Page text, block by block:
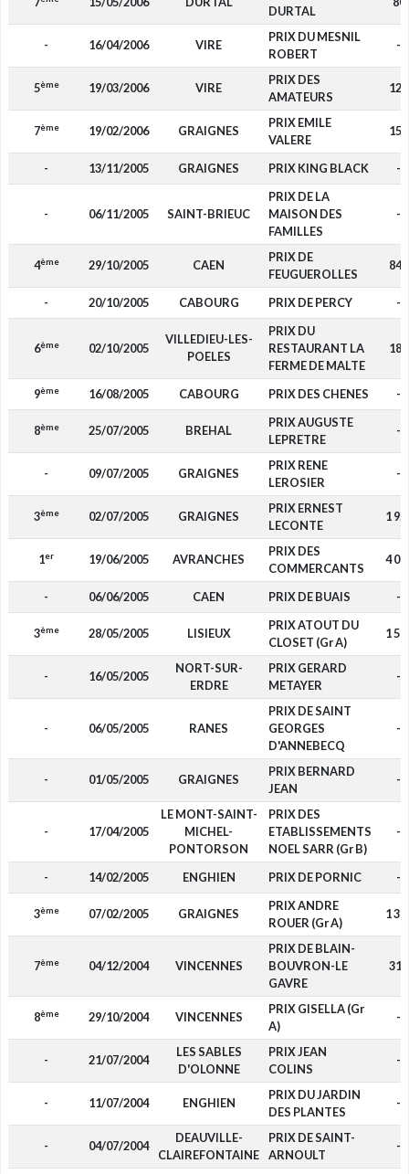
DURTAL
- 16/04/2006 VIRE
PRIX DU MESNIL
ROBERT
-
5ème 19/03/2006 VIRE
PRIX DES
AMATEURS
120
7ème 19/02/2006 GRAIGNES
PRIX EMILE
VALERE
150
- 13/11/2005 GRAIGNES PRIX KING BLACK -
- 06/11/2005 SAINT-BRIEUC
PRIX DE LA
MAISON DES
FAMILLES
-
4ème 29/10/2005 CAEN
PRIX DE
FEUGUEROLLES
840
- 20/10/2005 CABOURG PRIX DE PERCY -
6ème 02/10/2005
VILLEDIEU-LES-
POELES
PRIX DU
RESTAURANT LA
FERME DE MALTE
180
9ème 16/08/2005 CABOURG PRIX DES CHENES -
8ème 25/07/2005 BREHAL
PRIX AUGUSTE
LEPRETRE
-
- 09/07/2005 GRAIGNES
PRIX RENE
LEROSIER
-
3ème 02/07/2005 GRAIGNES
PRIX ERNEST
LECONTE
1
1er 19/06/2005 AVRANCHES
PRIX DES
COMMERCANTS
4
- 06/06/2005 CAEN PRIX DE BUAIS -
3ème 28/05/2005 LISIEUX
PRIX ATOUT DU
CLOSET (Gr A)
1
- 16/05/2005
NORT-SUR-
ERDRE
PRIX GERARD
METAYER
-
- 06/05/2005 RANES
PRIX DE SAINT
GEORGES
D'ANNEBECQ
-
- 01/05/2005 GRAIGNES
PRIX BERNARD
JEAN
-
- 17/04/2005
LE MONT-SAINT-
MICHEL-
PONTORSON
PRIX DES
ETABLISSEMENTS
NOEL SARR (Gr B)
-
- 14/02/2005 ENGHIEN PRIX DE PORNIC -
3ème 07/02/2005 GRAIGNES
PRIX ANDRE
ROUER (Gr A)
1
7ème 04/12/2004 VINCENNES
PRIX DE BLAIN-
BOUVRON-LE
GAVRE
310
8ème 29/10/2004 VINCENNES
PRIX GISELLA (Gr
A)
-
- 21/07/2004
LES SABLES
D'OLONNE
PRIX JEAN
COLINS
-
- 11/07/2004 ENGHIEN
PRIX DU JARDIN
DES PLANTES
-
- 04/07/2004
DEAUVILLE-
CLAIREFONTAINE
PRIX DE SAINT-
ARNOULT
-